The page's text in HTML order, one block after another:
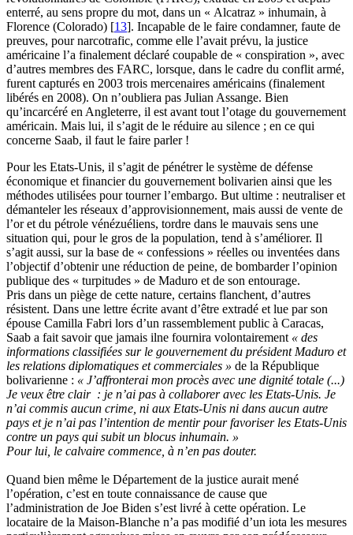
enterré, au sens propre du mot, dans un « Alcatraz » inhumain, à
Florence (Colorado) [13]. Incapable de le faire condamner, faute de
preuves, pour narcotrafic, comme elle l’avait prévu, la justice
américaine l’a finalement déclaré coupable de « conspiration », avec
d’autres membres des FARC, lorsque, dans le cadre du conflit armé,
furent capturés en 2003 trois mercenaires américains (finalement
libérés en 2008). On n’oubliera pas Julian Assange. Bien
qu’incarcéré en Angleterre, il est avant tout l’otage du gouvernement
américain. Mais lui, il s’agit de le réduire au silence ; en ce qui
concerne Saab, il faut le faire parler !
Pour les Etats-Unis, il s’agit de pénétrer le système de défense
économique et financier du gouvernement bolivarien ainsi que les
méthodes utilisées pour tourner l’embargo. But ultime : neutraliser et
démanteler les réseaux d’approvisionnement, mais aussi de vente de
l’or et du pétrole vénézuéliens, tordre dans le mauvais sens une
situation qui, pour le gros de la population, tend à s’améliorer. Il
s’agit aussi, sur la base de « confessions » réelles ou inventées dans
l’objectif d’obtenir une réduction de peine, de bombarder l’opinion
publique des « turpitudes » de Maduro et de son entourage.
Pris dans un piège de cette nature, certains flanchent, d’autres
résistent. Dans une lettre écrite avant d’être extradé et lue par son
épouse Camilla Fabri lors d’un rassemblement public à Caracas,
Saab a fait savoir que jamais ilne fournira volontairement « des
informations classifiées sur le gouvernement du président Maduro et
les relations diplomatiques et commerciales » de la République
bolivarienne : « J’affronterai mon procès avec une dignité totale (...)
Je veux être clair : je n’ai pas à collaborer avec les Etats-Unis. Je
n’ai commis aucun crime, ni aux Etats-Unis ni dans aucun autre
pays et je n’ai pas l’intention de mentir pour favoriser les Etats-Unis
contre un pays qui subit un blocus inhumain. »
Pour lui, le calvaire commence, à n’en pas douter.
Quand bien même le Département de la justice aurait mené
l’opération, c’est en toute connaissance de cause que
l’administration de Joe Biden s’est livré à cette opération. Le
locataire de la Maison-Blanche n’a pas modifié d’un iota les mesures